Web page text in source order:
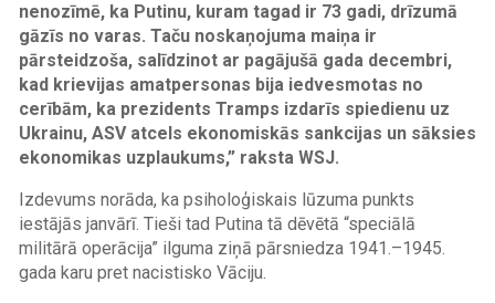
nenozīmē, ka Putinu, kuram tagad ir 73 gadi, drīzumā
gāzīs no varas. Taču noskaņojuma maiņa ir
pārsteidzoša, salīdzinot ar pagājušā gada decembri,
kad krievijas amatpersonas bija iedvesmotas no
cerībām, ka prezidents Tramps izdarīs spiedienu uz
Ukrainu, ASV atcels ekonomiskās sankcijas un sāksies
ekonomikas uzplaukums,” raksta WSJ.
Izdevums norāda, ka psiholoģiskais lūzuma punkts
iestājās janvārī. Tieši tad Putina tā dēvētā “speciālā
militārā operācija” ilguma ziņā pārsniedza 1941.–1945.
gada karu pret nacistisko Vāciju.